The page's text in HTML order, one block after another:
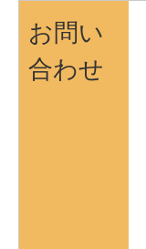
お問い
合わせ